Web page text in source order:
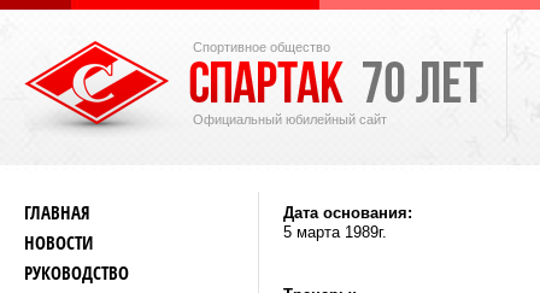
Спортивное общество
Официальный юбилейный сайт
ГЛАВНАЯ
НОВОСТИ
РУКОВОДСТВО
Дата основания:
5 марта 1989г.